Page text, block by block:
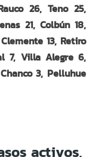
26, Teno 25,
21, Colbún 18,
13, Retiro
7, Villa Alegre 6,
3, Pelluhue
activos,